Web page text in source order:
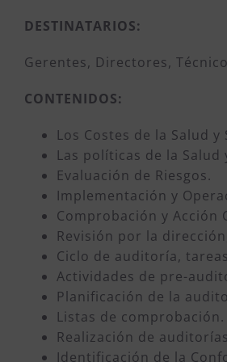
DESTINATARIOS:
Gerentes, Directores,
CONTENIDOS:
Los Costes de la Salud y
Las políticas de la Salud
Evaluación de Riesgos.
Implementación y
Comprobación y Acción
Revisión por la
Ciclo de auditoría,
Actividades de pre-
Planificación de la
Listas de comprobación.
Realización de
Identificación de la